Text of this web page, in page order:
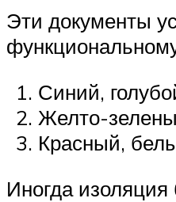
Эти документы
Синий,
Желто-
Красный,
Иногда